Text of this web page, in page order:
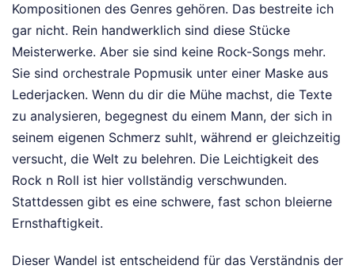
Kompositionen des Genres gehören. Das bestreite ich
gar nicht. Rein handwerklich sind diese Stücke
Meisterwerke. Aber sie sind keine Rock-Songs mehr.
Sie sind orchestrale Popmusik unter einer Maske aus
Lederjacken. Wenn du dir die Mühe machst, die Texte
zu analysieren, begegnest du einem Mann, der sich in
seinem eigenen Schmerz suhlt, während er gleichzeitig
versucht, die Welt zu belehren. Die Leichtigkeit des
Rock n Roll ist hier vollständig verschwunden.
Stattdessen gibt es eine schwere, fast schon bleierne
Ernsthaftigkeit.
Dieser Wandel ist entscheidend für das Verständnis der